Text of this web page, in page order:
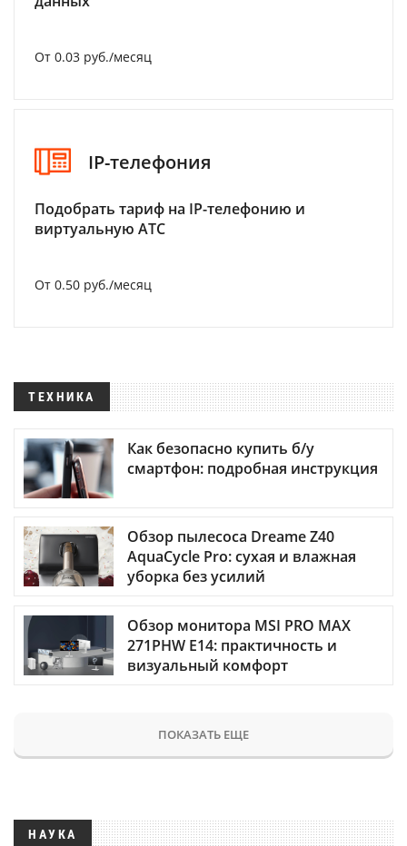
От 0.03 руб./месяц
IP-телефония
Подобрать тариф на IP-телефонию и
виртуальную АТС
От 0.50 руб./месяц
ТЕХНИКА
Как безопасно купить б/у
смартфон: подробная инструкция
Обзор пылесоса Dreame Z40
AquaCycle Pro: сухая и влажная
уборка без усилий
Обзор монитора MSI PRO MAX
271PHW E14: практичность и
визуальный комфорт
ПОКАЗАТЬ ЕЩЕ
НАУКА